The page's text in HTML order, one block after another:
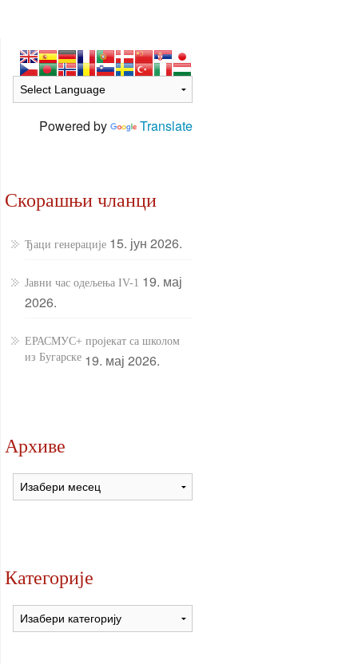
Powered by Translate
Скорашњи чланци
Ђаци генерације 15. јун 2026.
Јавни час одељења IV-1 19. мај
2026.
ЕРАСМУС+ пројекат са школом
из Бугарске 19. мај 2026.
Архиве
Архиве
Категорије
Категорије